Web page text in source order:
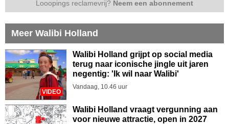
Looopings reclamevrij? Neem een abonnement
Meer Walibi Holland
VIDEO
Walibi Holland grijpt op social media
terug naar iconische jingle uit jaren
negentig: 'Ik wil naar Walibi'
Vandaag, 10.46 uur
Walibi Holland vraagt vergunning aan
voor nieuwe attractie, open in 2027